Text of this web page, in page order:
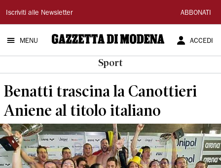
Gazzetta
di
Modena
Iscriviti alle Newsletter ABBONATI
MENU ACCEDI
Sport
Benatti trascina la Canottieri
Aniene al titolo italiano